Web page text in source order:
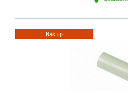
Náš tip